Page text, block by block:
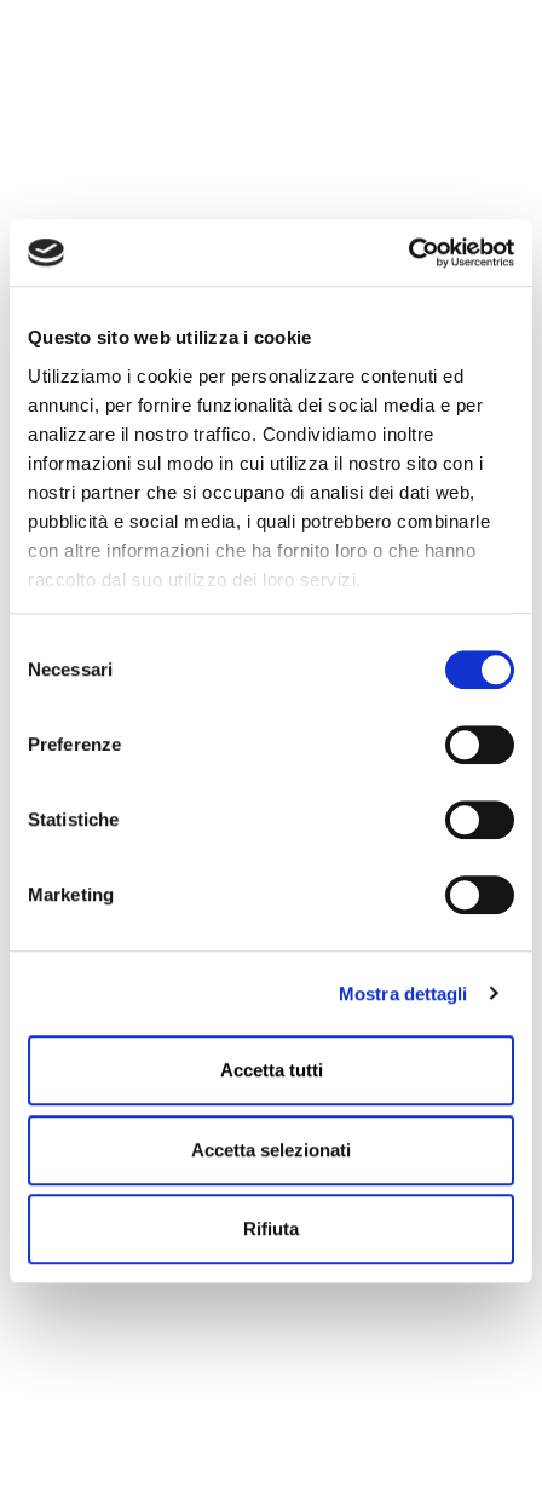
Questo sito web utilizza i cookie
Utilizziamo i cookie per personalizzare contenuti ed
annunci, per fornire funzionalità dei social media e per
analizzare il nostro traffico. Condividiamo inoltre
informazioni sul modo in cui utilizza il nostro sito con i
nostri partner che si occupano di analisi dei dati web,
pubblicità e social media, i quali potrebbero combinarle
con altre informazioni che ha fornito loro o che hanno
raccolto dal suo utilizzo dei loro servizi.
delNecessari
Preferenze
Statistiche
Marketing
Mostra dettagli
Accetta tutti
Accetta selezionati
Rifiuta